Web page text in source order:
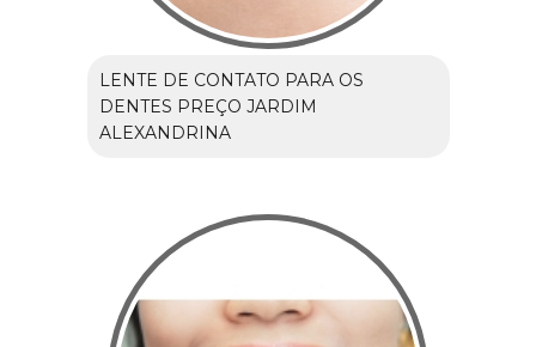
LENTE DE CONTATO PARA OS
DENTES PREÇO JARDIM
ALEXANDRINA